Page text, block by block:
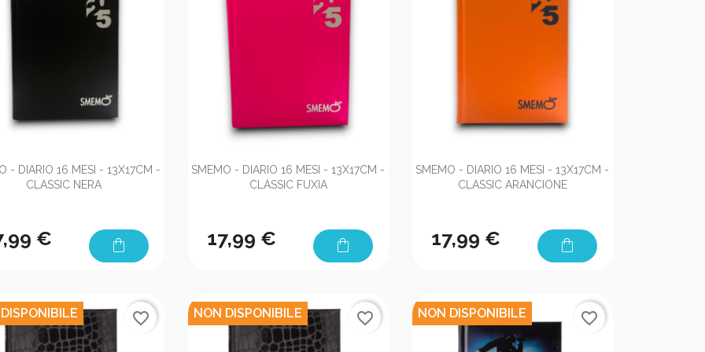
Anteprima
- DIARIO 16 MESI - 13X17CM -
CLASSIC NERA
€ shopping_bag
Anteprima
SMEMO - DIARIO 16 MESI - 13X17CM -
CLASSIC FUXIA
17,99 € shopping_bag
Anteprima
SMEMO - DIARIO 16 MESI - 13X17CM -
CLASSIC ARANCIONE
17,99 € shopping_bag
favorite_border NON DISPONIBILE favorite_border NON DISPONIBILE favorite_border